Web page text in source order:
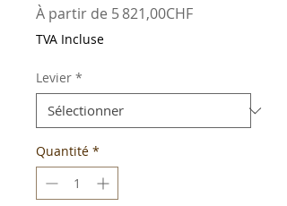
À partir de 5 821,00CHFPrix
TVA Incluse
Levier *
Quantité *